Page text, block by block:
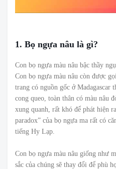
1. Bọ ngựa nâu là gì?
Con bọ ngựa màu nâu bậc thầy
Con bọ ngựa màu nâu còn được
trang có nguồn gốc ở Madagascar
cong queo, toàn thân có màu nâu
xung quanh, rất khó để phát hiện
paradox” của bọ ngựa ma rất có
tiếng Hy Lạp.
Con bọ ngựa màu nâu giống như
sắc của chúng sẽ thay đổi để phù